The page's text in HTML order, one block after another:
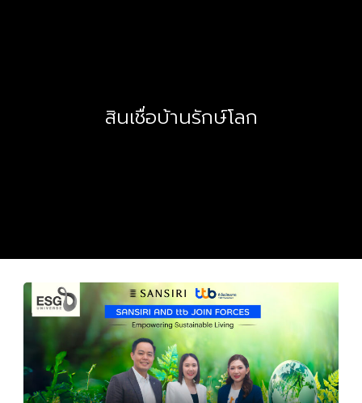
สินเชื่อบ้านรักษ์โลก